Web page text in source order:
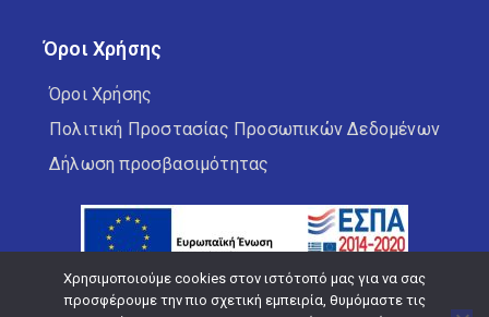
Όροι Χρήσης
Όροι Χρήσης
Πολιτική Προστασίας Προσωπικών Δεδομένων
Δήλωση προσβασιμότητας
Χρησιμοποιούμε cookies στον ιστότοπό μας για να σας
προσφέρουμε την πιο σχετική εμπειρία, θυμόμαστε τις